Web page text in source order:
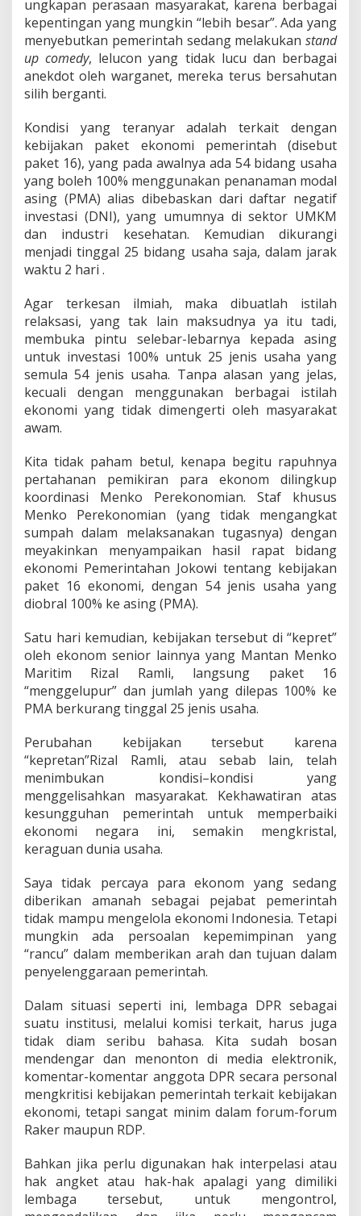
ungkapan perasaan masyarakat, karena berbagai
kepentingan yang mungkin “lebih besar”. Ada yang
menyebutkan pemerintah sedang melakukan stand
up comedy, lelucon yang tidak lucu dan berbagai
anekdot oleh warganet, mereka terus bersahutan
silih berganti.
Kondisi yang teranyar adalah terkait dengan
kebijakan paket ekonomi pemerintah (disebut
paket 16), yang pada awalnya ada 54 bidang usaha
yang boleh 100% menggunakan penanaman modal
asing (PMA) alias dibebaskan dari daftar negatif
investasi (DNI), yang umumnya di sektor UMKM
dan industri kesehatan. Kemudian dikurangi
menjadi tinggal 25 bidang usaha saja, dalam jarak
waktu 2 hari .
Agar terkesan ilmiah, maka dibuatlah istilah
relaksasi, yang tak lain maksudnya ya itu tadi,
membuka pintu selebar-lebarnya kepada asing
untuk investasi 100% untuk 25 jenis usaha yang
semula 54 jenis usaha. Tanpa alasan yang jelas,
kecuali dengan menggunakan berbagai istilah
ekonomi yang tidak dimengerti oleh masyarakat
awam.
Kita tidak paham betul, kenapa begitu rapuhnya
pertahanan pemikiran para ekonom dilingkup
koordinasi Menko Perekonomian. Staf khusus
Menko Perekonomian (yang tidak mengangkat
sumpah dalam melaksanakan tugasnya) dengan
meyakinkan menyampaikan hasil rapat bidang
ekonomi Pemerintahan Jokowi tentang kebijakan
paket 16 ekonomi, dengan 54 jenis usaha yang
diobral 100% ke asing (PMA).
Satu hari kemudian, kebijakan tersebut di “kepret”
oleh ekonom senior lainnya yang Mantan Menko
Maritim Rizal Ramli, langsung paket 16
“menggelupur” dan jumlah yang dilepas 100% ke
PMA berkurang tinggal 25 jenis usaha.
Perubahan kebijakan tersebut karena
“kepretan”Rizal Ramli, atau sebab lain, telah
menimbukan kondisi–kondisi yang
menggelisahkan masyarakat. Kekhawatiran atas
kesungguhan pemerintah untuk memperbaiki
ekonomi negara ini, semakin mengkristal,
keraguan dunia usaha.
Saya tidak percaya para ekonom yang sedang
diberikan amanah sebagai pejabat pemerintah
tidak mampu mengelola ekonomi Indonesia. Tetapi
mungkin ada persoalan kepemimpinan yang
“rancu” dalam memberikan arah dan tujuan dalam
penyelenggaraan pemerintah.
Dalam situasi seperti ini, lembaga DPR sebagai
suatu institusi, melalui komisi terkait, harus juga
tidak diam seribu bahasa. Kita sudah bosan
mendengar dan menonton di media elektronik,
komentar-komentar anggota DPR secara personal
mengkritisi kebijakan pemerintah terkait kebijakan
ekonomi, tetapi sangat minim dalam forum-forum
Raker maupun RDP.
Bahkan jika perlu digunakan hak interpelasi atau
hak angket atau hak-hak apalagi yang dimiliki
lembaga tersebut, untuk mengontrol,